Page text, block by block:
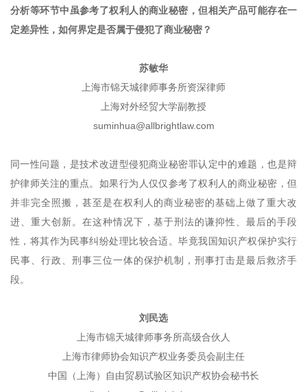
分析等环节中虽参考了权利人的商业秘密，但相关产品可能存在一
定差异性，如何界定是否属于侵犯了商业秘密？
苏敏华
上海市锦天城律师事务所资深律师
上海对外经贸大学副教授
suminhua@allbrightlaw.com
同一性问题，是技术改进型侵犯商业秘密罪认定中的难题，也是辩
护律师关注的重点。如果行为人仅仅参考了权利人的商业秘密，但
并非完全照搬，甚至是在权利人的商业秘密的基础上做了重大改
进、重大创新。在这种情况下，基于刑法的谦抑性、最后的手段
性，将其作为民事纠纷处理比较合适。毕竟我国知识产权保护实行
民事、行政、刑事三位一体的保护机制，刑事打击是最后救济手
段。
刘民选
上海市锦天城律师事务所高级合伙人
上海市律师协会知识产权业务委员会副主任
中国（上海）自由贸易试验区知识产权协会秘书长